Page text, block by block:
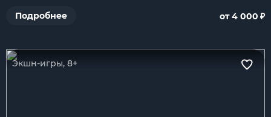
Подробнее
от 4 000 ₽
Экшн-игры, 8+